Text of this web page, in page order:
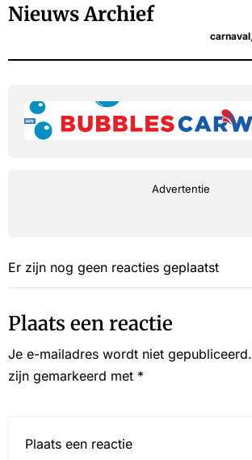
Nieuws Archief
carnaval
Advertentie
Er zijn nog geen reacties geplaatst
Plaats een reactie
Je e-mailadres wordt niet gepubliceerd.
zijn gemarkeerd met *